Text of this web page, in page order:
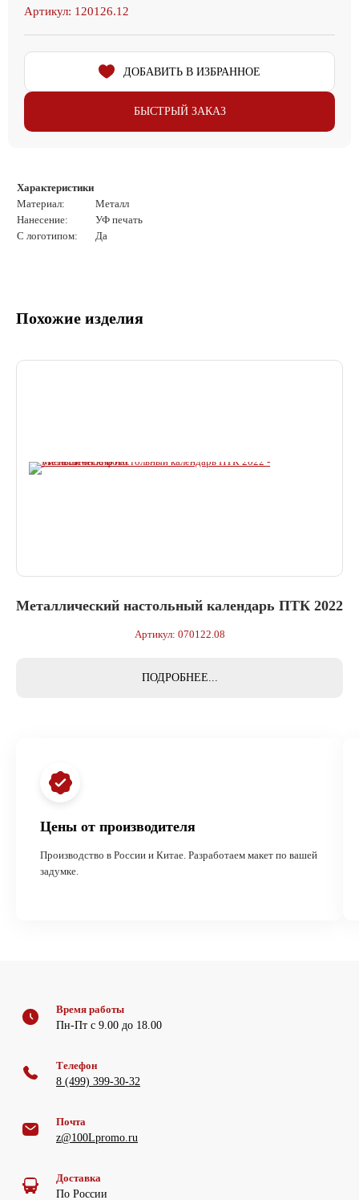
Артикул: 120126.12
БЫСТРЫЙ ЗАКАЗ
ДОБАВИТЬ В ИЗБРАННОЕ
Характеристики
Материал:
Металл
Нанесение:
УФ печать
С логотипом:
Да
Похожие изделия
Металлический настольный календарь ПТК 2022
Артикул: 070122.08
ПОДРОБНЕЕ...
Цены от производителя
Производство в России и Китае. Разработаем макет по вашей
задумке.
Время работы
Пн-Пт с 9.00 до 18.00
Телефон
8 (499) 399-30-32
Почта
z@100Lpromo.ru
Доставка
По России